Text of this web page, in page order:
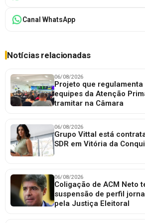
Canal WhatsApp
Notícias relacionadas
06/08/2026
Projeto que
equipes da Atenção
tramitar na Câmara
06/08/2026
Grupo Vittal está
SDR em Vitória da
06/08/2026
Coligação de ACM Neto
suspensão de perfil
pela Justiça Eleitoral